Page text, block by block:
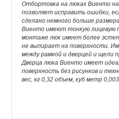
Отбортовка на люках Виенто
позволяет исправить ошибки,
сделано немного больше
Виенто имеют тонкую лицевую
монтаже люк имеет более
не выпирает на поверхности.
между рамкой и дверцей и щели
Дверца люка Виенто имеет
поверхность без рисунков и
вес, кг 0,32 объем, куб метр